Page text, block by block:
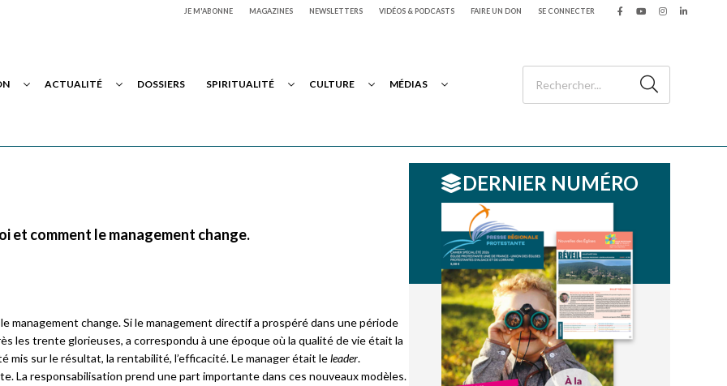
JE M'ABONNE MAGAZINES NEWSLETTERS VIDÉOS & PODCASTS FAIRE UN DON SE CONNECTER
ACTUALITÉ DOSSIERS SPIRITUALITÉ CULTURE MÉDIAS
et comment le management change.
change. Si le management directif a prospéré dans une période
les trente glorieuses, a correspondu à une époque où la qualité de vie était la
mis sur le résultat, la rentabilité, l’efficacité. Le manager était leleader.
La responsabilisation prend une part importante dans ces nouveaux modèles.
DERNIER NUMÉRO